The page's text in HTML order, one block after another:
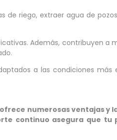
de riego, extraer agua de
Además, contribuyen a
a las condiciones más
numerosas ventajas y
continuo asegura que tu